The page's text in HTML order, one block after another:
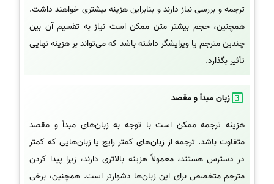
ترجمه و بررسی نیاز دارند و بنابراین هزینه بیشتری خواهند داشت.
همچنین، حجم بیشتر متن ممکن است نیاز به تقسیم آن بین
چندین مترجم یا ویرایشگر داشته باشد که می‌تواند بر هزینه نهایی
تأثیر بگذارد.
زبان مبدأ و مقصد
هزینه ترجمه ممکن است با توجه به زبان‌های مبدأ و مقصد
متفاوت باشد. ترجمه از زبان‌های کمتر رایج یا زبان‌هایی که کمتر
در دسترس هستند، معمولاً هزینه بالاتری دارند، زیرا پیدا کردن
مترجم متخصص برای این زبان‌ها دشوارتر است. همچنین، برخی